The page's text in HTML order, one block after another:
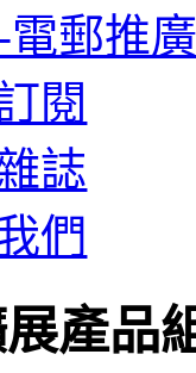
電郵推廣
閱
誌
們
產品